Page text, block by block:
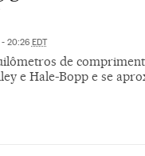
- 20:26 EDT
de
e Hale-Bopp e se